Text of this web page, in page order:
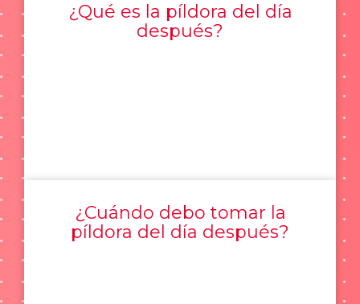
¿Qué es la píldora del día
después?
¿Cuándo debo tomar la
píldora del día después?